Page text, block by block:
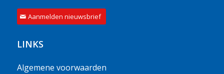
Aanmelden nieuwsbrief
LINKS
Algemene voorwaarden